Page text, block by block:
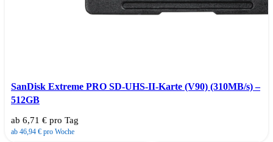
SanDisk Extreme PRO SD-UHS-II-Karte (V90) (310MB/s) –
512GB
ab 6,71 € pro Tag
ab 46,94 € pro Woche